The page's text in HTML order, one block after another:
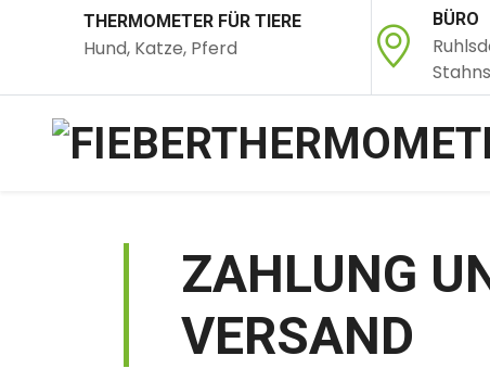
THERMOMETER FÜR TIERE
Hund, Katze, Pferd
BÜRO
ZAHLUNG
VERSAND